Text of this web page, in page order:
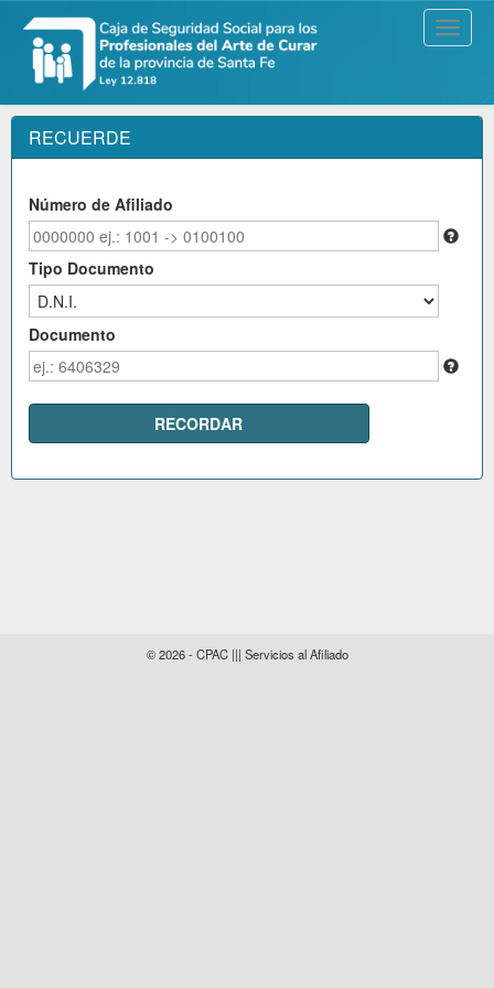
RECUERDE
Número de Afiliado
Tipo Documento
Documento
© 2026 - CPAC ||| Servicios al Afiliado